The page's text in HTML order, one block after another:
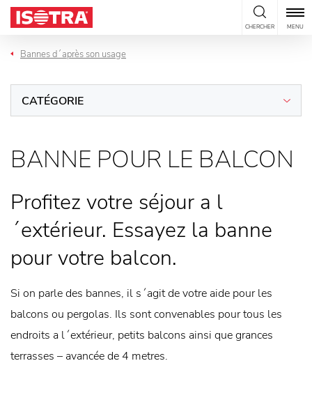
Passer au contenu
CHERCHER MENU
Bannes d´après son usage
CATÉGORIE
BANNE POUR LE BALCON
Profitez votre séjour a l
´extérieur. Essayez la banne
pour votre balcon.
Si on parle des bannes, il s´agit de votre aide pour les
balcons ou pergolas. Ils sont convenables pour tous les
endroits a l´extérieur, petits balcons ainsi que grances
terrasses – avancée de 4 metres.